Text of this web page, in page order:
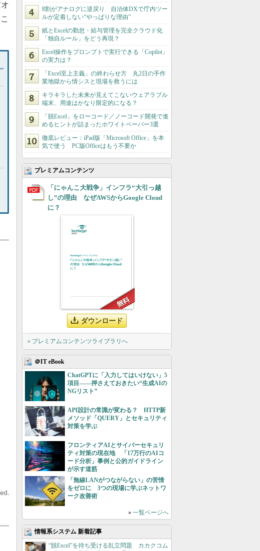
8割がアナログに逆戻り 自治体DXで庁内ツー
ルが定着しない“やっぱりな理由”
紙とExcelの勤怠・給与管理を完全クラウド化
「独自ルール」をどう再現？
Excel操作をプロンプトで実行できる「Copilot」
の実力は？
「Excel至上主義」の終わらせ方 丸2日の手作
業地獄から情シスと現場を救うには
キラキラした未来が見えてこないウェアラブル
端末、用途はかなり限定的になる？
「脱Excel」をローコード／ノーコード開発で進
めるヒントが詰まったホワイトペーパー3選
徹底レビュー：iPad版「Microsoft Office」を本
気で使う PC版Officeはもう不要か
プレミアムコンテンツ
「にゃんこ大戦争」インフラ“大引っ越
し”の理由 なぜAWSからGoogle Cloud
に？
ダウンロード
» プレミアムコンテンツライブラリへ
＠IT eBook
ChatGPTに「入力してはいけない」5
項目――押さえておきたい“生成AIの
NGリスト”
API設計の常識が変わる？ HTTP新
メソッド「QUERY」とセキュリティ
対策を学ぶ
フロンティアAIとサイバーセキュリ
ティ対策の現在地 「17万行のAIコ
ード分析」事例と公的ガイドライン
が示す道筋
「無線LANがつながらない」の苦情
をゼロに 3つの現場に学ぶネットワ
ーク改善術
» 一覧ページへ
情報系システム 新着記事
“脱Excel”を待ち受ける乱立問題 カカクコム